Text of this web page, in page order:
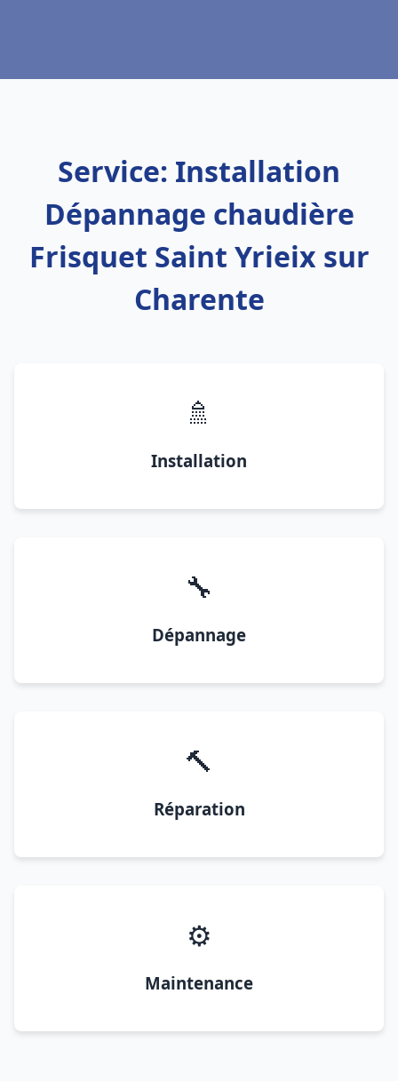
Service: Installation
Dépannage chaudière
Frisquet Saint Yrieix sur
Charente
🚿
Installation
🔧
Dépannage
🔨
Réparation
⚙️
Maintenance